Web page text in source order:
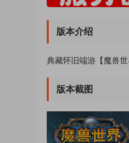
版本介绍
典藏怀旧端游【魔兽
版本截图